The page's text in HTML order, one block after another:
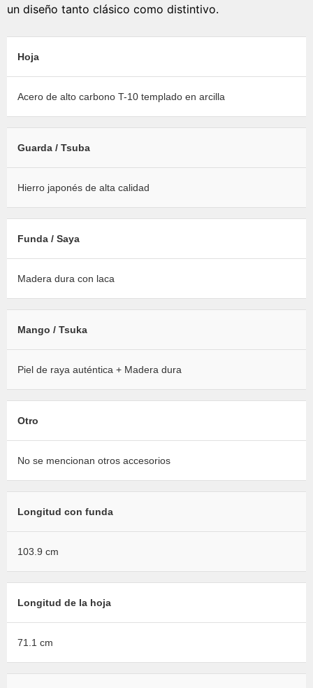
un diseño tanto clásico como distintivo.
Hoja
Acero de alto carbono T-10 templado en arcilla
Guarda / Tsuba
Hierro japonés de alta calidad
Funda / Saya
Madera dura con laca
Mango / Tsuka
Piel de raya auténtica + Madera dura
Otro
No se mencionan otros accesorios
Longitud con funda
103.9 cm
Longitud de la hoja
71.1 cm